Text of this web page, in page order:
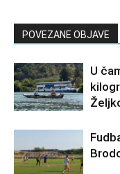
POVEZANE OBJAVE
U